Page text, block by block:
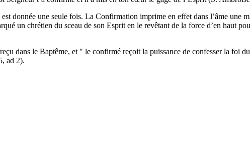
donnée une seule fois. La Confirmation imprime en effet dans l’âme une
un chrétien du sceau de son Esprit en le revêtant de la force d’en haut
dans le Baptême, et " le confirmé reçoit la puissance de confesser la foi
ad 2).